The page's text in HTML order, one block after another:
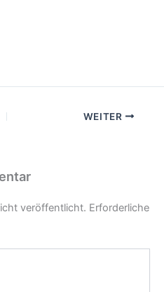
WEITER
veröffentlicht. Erforderliche